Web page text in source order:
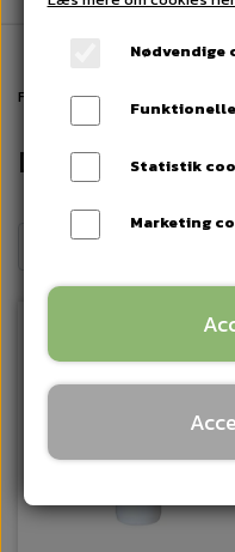
Forside
Nødvendige
Statistik
Marketing